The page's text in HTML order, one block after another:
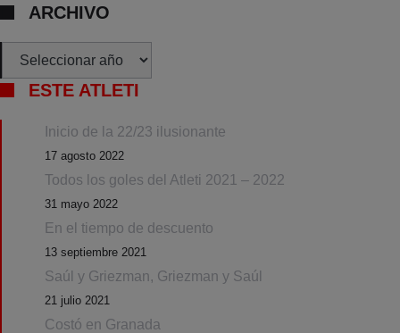
ARCHIVO
Archivos
ESTE ATLETI
Inicio de la 22/23 ilusionante
17 agosto 2022
Todos los goles del Atleti 2021 – 2022
31 mayo 2022
En el tiempo de descuento
13 septiembre 2021
Saúl y Griezman, Griezman y Saúl
21 julio 2021
Costó en Granada